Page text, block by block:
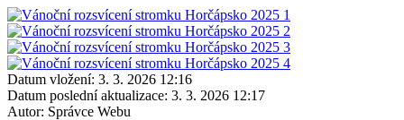
Datum vložení: 3. 3. 2026 12:16
Datum poslední aktualizace: 3. 3. 2026 12:17
Autor: Správce Webu